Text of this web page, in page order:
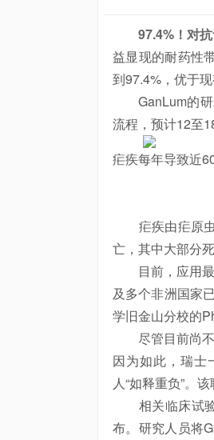
97.4%！对
益显现的耐药性
到97.4%，优于现
GanLum的研
流程，预计12至
疟疾每年导致近
疟疾由疟原虫
亡，其中大部分
目前，应用最
及多个非洲国家
学旧金山分校的
尽管目前尚不
因为如此，瑞士
人“如释重负”。
相关临床试验
布。研究人员将